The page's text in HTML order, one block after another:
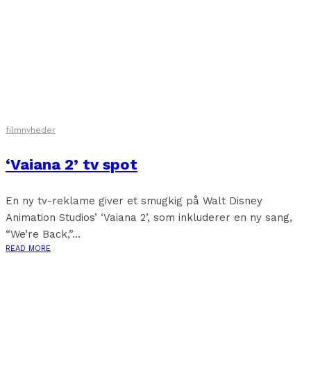
filmnyheder
‘Vaiana 2’ tv spot
En ny tv-reklame giver et smugkig på Walt Disney
Animation Studios’ ‘Vaiana 2’, som inkluderer en ny sang,
“We’re Back,”...
READ MORE